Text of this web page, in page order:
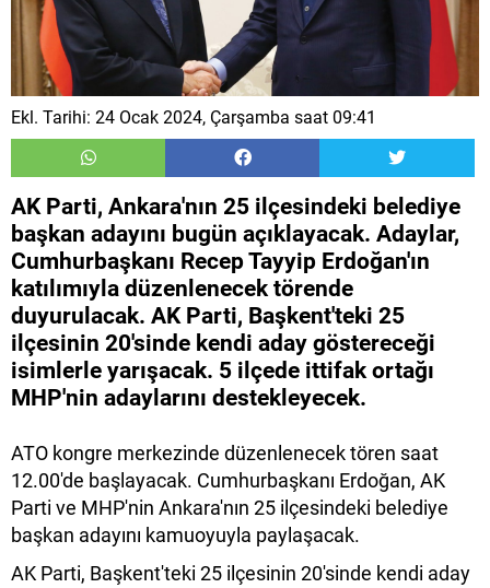
Ekl. Tarihi: 24 Ocak 2024, Çarşamba saat 09:41
AK Parti, Ankara'nın 25 ilçesindeki belediye
başkan adayını bugün açıklayacak. Adaylar,
Cumhurbaşkanı Recep Tayyip Erdoğan'ın
katılımıyla düzenlenecek törende
duyurulacak. AK Parti, Başkent'teki 25
ilçesinin 20'sinde kendi aday göstereceği
isimlerle yarışacak. 5 ilçede ittifak ortağı
MHP'nin adaylarını destekleyecek.
ATO kongre merkezinde düzenlenecek tören saat
12.00'de başlayacak. Cumhurbaşkanı Erdoğan, AK
Parti ve MHP'nin Ankara'nın 25 ilçesindeki belediye
başkan adayını kamuoyuyla paylaşacak.
AK Parti, Başkent'teki 25 ilçesinin 20'sinde kendi aday